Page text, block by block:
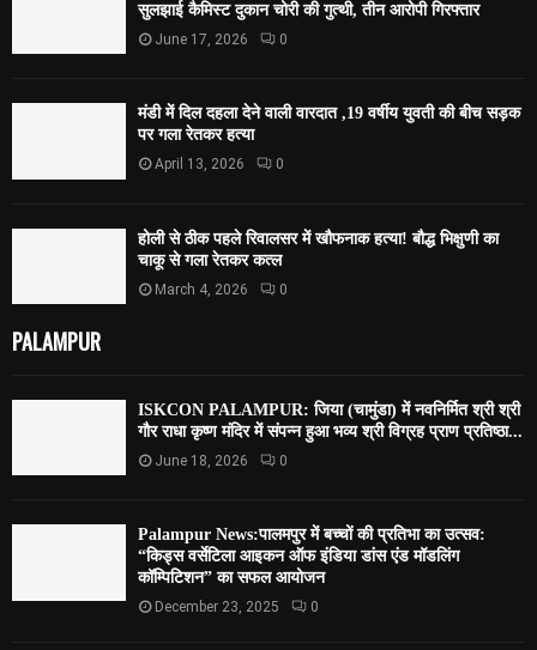
सुलझाई कैमिस्ट दुकान चोरी की गुत्थी, तीन आरोपी गिरफ्तार
June 17, 2026 0
मंडी में दिल दहला देने वाली वारदात ,19 वर्षीय युवती की बीच सड़क
पर गला रेतकर हत्या
April 13, 2026 0
होली से ठीक पहले रिवालसर में खौफनाक हत्या! बौद्ध भिक्षुणी का
चाकू से गला रेतकर कत्ल
March 4, 2026 0
PALAMPUR
ISKCON PALAMPUR: जिया (चामुंडा) में नवनिर्मित श्री श्री
गौर राधा कृष्ण मंदिर में संपन्न हुआ भव्य श्री विग्रह प्राण प्रतिष्ठा...
June 18, 2026 0
Palampur News:पालमपुर में बच्चों की प्रतिभा का उत्सव:
“किड्स वर्सेटिला आइकन ऑफ इंडिया डांस एंड मॉडलिंग
कॉम्पिटिशन” का सफल आयोजन
December 23, 2025 0